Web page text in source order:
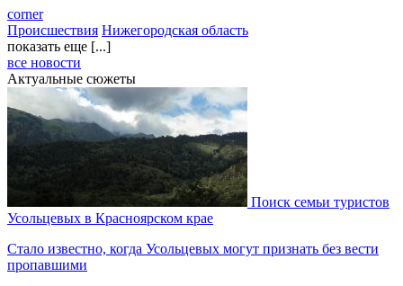
corner
Происшествия Нижегородская область
показать еще [...]
все новости
Актуальные сюжеты
Поиск семьи туристов
Усольцевых в Красноярском крае
Стало известно, когда Усольцевых могут признать без вести
пропавшими